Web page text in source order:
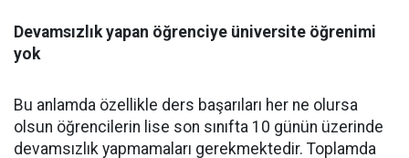
Devamsızlık yapan öğrenciye üniversite öğrenimi
yok
Bu anlamda özellikle ders başarıları her ne olursa
olsun öğrencilerin lise son sınıfta 10 günün üzerinde
devamsızlık yapmamaları gerekmektedir. Toplamda